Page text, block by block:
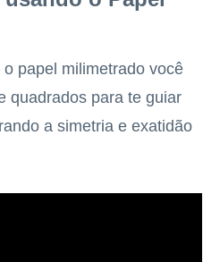
papel milimetrado você
quadrados para te guiar
a simetria e exatidão